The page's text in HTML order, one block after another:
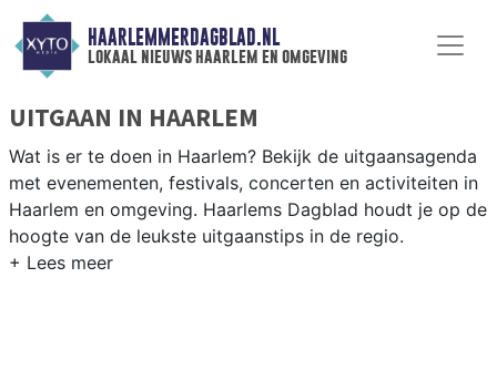
HAARLEMMERDAGBLAD.NL
lokaal nieuws haarlem en omgeving
UITGAAN IN HAARLEM
Wat is er te doen in Haarlem? Bekijk de uitgaansagenda
met evenementen, festivals, concerten en activiteiten in
Haarlem en omgeving. Haarlems Dagblad houdt je op de
hoogte van de leukste uitgaanstips in de regio.